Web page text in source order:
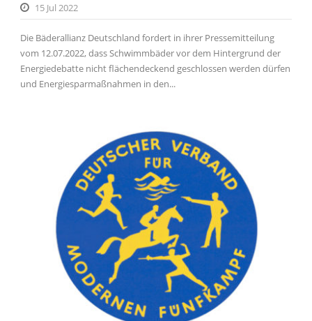
15 Jul 2022
Die Bäderallianz Deutschland fordert in ihrer Pressemitteilung
vom 12.07.2022, dass Schwimmbäder vor dem Hintergrund der
Energiedebatte nicht flächendeckend geschlossen werden dürfen
und Energiesparmaßnahmen in den...